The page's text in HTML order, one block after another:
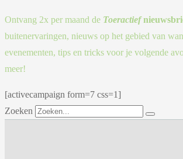
Ontvang 2x per maand de Toeractief
buitenervaringen, nieuws op het gebied van
evenementen, tips en tricks voor je volgende
meer!
[activecampaign form=7 css=1]
Zoeken